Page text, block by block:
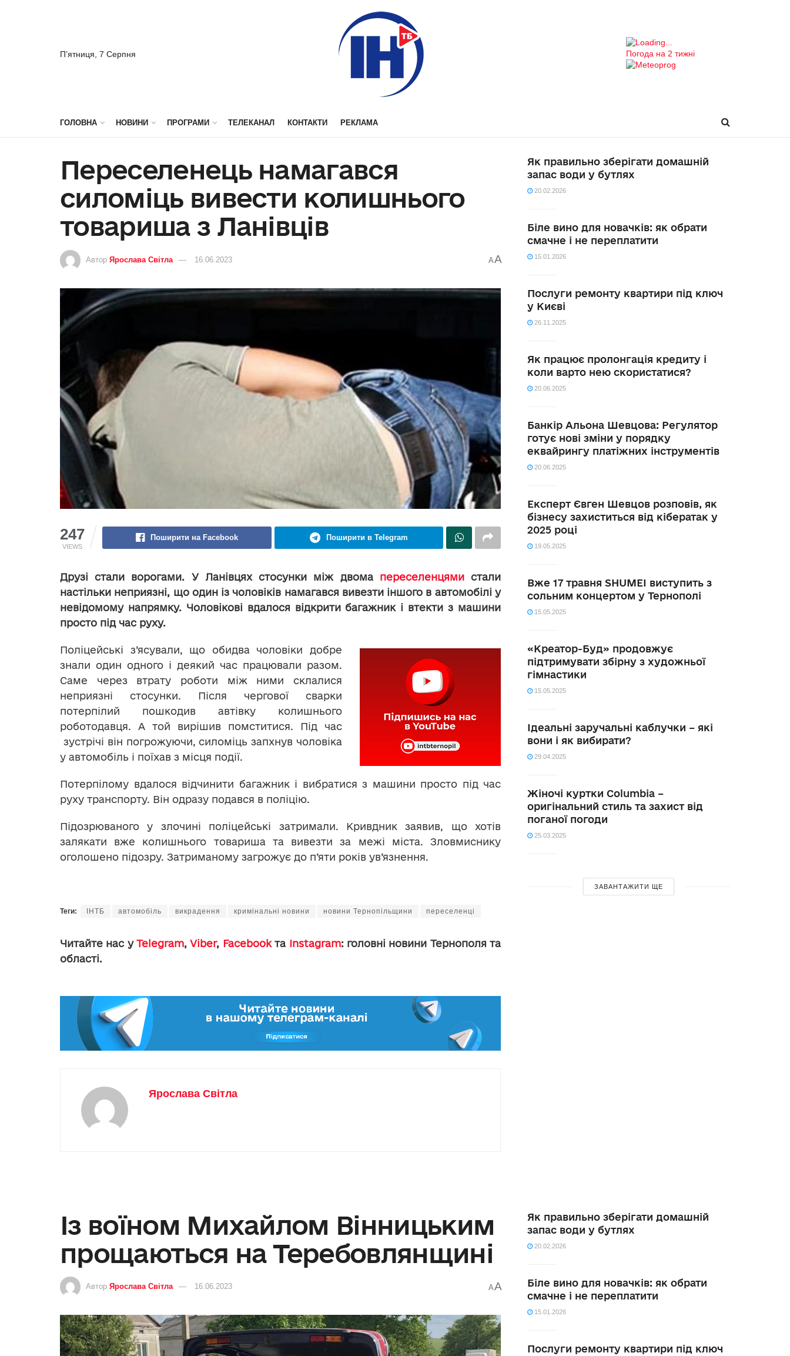
П’ятниця, 7 Серпня Погода на 2 тижні
ГОЛОВНА НОВИНИ ПРОГРАМИ ТЕЛЕКАНАЛ КОНТАКТИ РЕКЛАМА
Переселенець намагався
силоміць вивести колишнього
товариша з Ланівців
Автор Ярослава Світла 16.06.2023 AA
247
VIEWS
Поширити на Facebook Поширити в Telegram
Друзі стали ворогами. У Ланівцях стосунки між двома переселенцямистали
настільки неприязні, що один із чоловіків намагався вивезти іншого в автомобілі у
невідомому напрямку. Чоловікові вдалося відкрити багажник і втекти з машини
просто під час руху.
Поліцейські з’ясували, що обидва чоловіки добре
знали один одного і деякий час працювали разом.
Саме через втрату роботи між ними склалися
неприязні стосунки. Після чергової сварки
потерпілий пошкодив автівку колишнього
роботодавця. А той вирішив помститися. Під час
зустрічі він погрожуючи, силоміць запхнув чоловіка
у автомобіль і поїхав з місця події.
Потерпілому вдалося відчинити багажник і вибратися з машини просто під час
руху транспорту. Він одразу подався в поліцію.
Підозрюваного у злочині поліцейські затримали. Кривдник заявив, що хотів
залякати вже колишнього товариша та вивезти за межі міста. Зловмиснику
оголошено підозру. Затриманому загрожує до п’яти років ув’язнення.
Теги: ІНТБ автомобіль викрадення кримінальні новини новини Тернопільщини переселенці
Читайте нас уTelegram,Viber, Facebookта Instagram: головні новини Тернополя та
області.
Ярослава Світла
Як правильно зберігати домашній
запас води у бутлях
20.02.2026
Біле вино для новачків: як обрати
смачне і не переплатити
15.01.2026
Послуги ремонту квартири під ключ
у Києві
26.11.2025
Як працює пролонгація кредиту і
коли варто нею скористатися?
20.06.2025
Банкір Альона Шевцова: Регулятор
готує нові зміни у порядку
еквайрингу платіжних інструментів
20.06.2025
Експерт Євген Шевцов розповів, як
бізнесу захиститься від кібератак у
2025 році
19.05.2025
Вже 17 травня SHUMEI виступить з
сольним концертом у Тернополі
15.05.2025
«Креатор-Буд» продовжує
підтримувати збірну з художньої
гімнастики
15.05.2025
Ідеальні заручальні каблучки – які
вони і як вибирати?
29.04.2025
Жіночі куртки Columbia –
оригінальний стиль та захист від
поганої погоди
25.03.2025
ЗАВАНТАЖИТИ ЩЕ
Із воїном Михайлом Вінницьким
прощаються на Теребовлянщині
Автор Ярослава Світла 16.06.2023 AA
Як правильно зберігати домашній
запас води у бутлях
20.02.2026
Біле вино для новачків: як обрати
смачне і не переплатити
15.01.2026
Послуги ремонту квартири під ключ